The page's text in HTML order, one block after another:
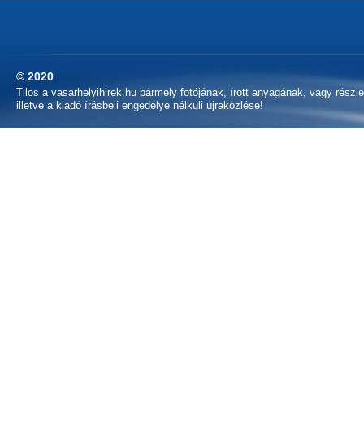
© 2020
Tilos a vasarhelyihirek.hu bármely fotójának, írott anyagának, vagy
illetve a kiadó írásbeli engedélye nélküli újraközlése!